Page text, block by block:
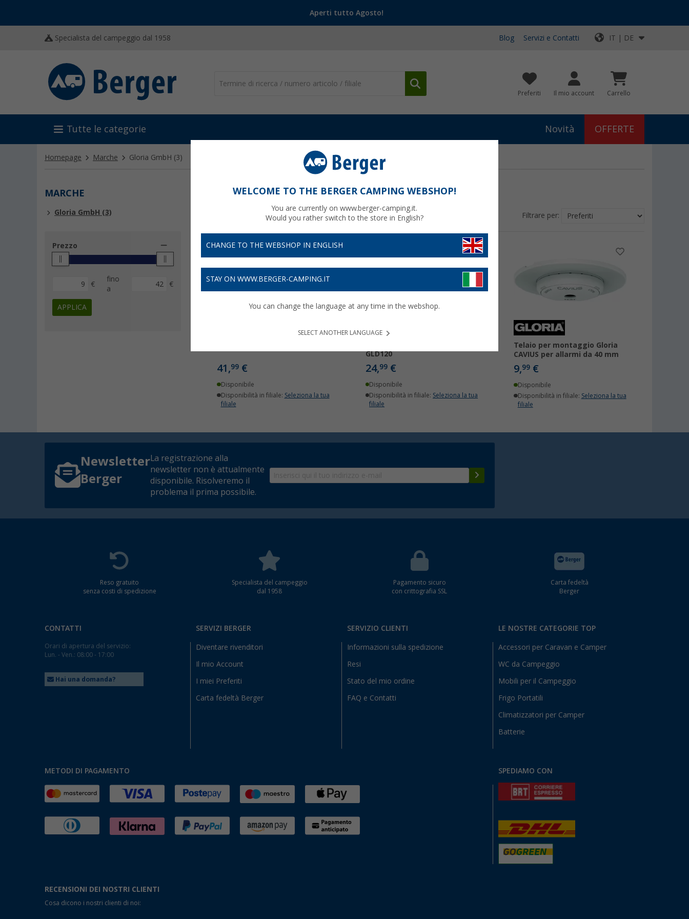
Aperti tutto Agosto!
Specialista del campeggio dal 1958 Blog Servizi e Contatti IT | DE
Preferiti Il mio account Carrello
Tutte le categorie Novità OFFERTE
Homepage Marche Gloria GmbH (3)
MARCHE
Gloria GmbH (3)
Prezzo
€
fino
a
€
APPLICA
GLORIA GMBH
Filtrare per:
41,99 €
Disponibile
Disponibilità in filiale: Seleziona la tua
filiale
GLD120
24,99€
Disponibile
Disponibilità in filiale: Seleziona la tua
filiale
Telaio per montaggio Gloria
CAVIUS per allarmi da 40 mm
9,99 €
Disponibile
Disponibilità in filiale: Seleziona la tua
filiale
Newsletter
Berger
La registrazione alla
newsletter non è attualmente
disponibile. Risolveremo il
problema il prima possibile.
Reso gratuito
senza costi di spedizione
Specialista del campeggio
dal 1958
Pagamento sicuro
con crittografia SSL
Carta fedeltà
Berger
CONTATTI
Orari di apertura del servizio:
Lun. - Ven.: 08:00 - 17:00
Hai una domanda?
SERVIZI BERGER
Diventare rivenditori
Il mio Account
I miei Preferiti
Carta fedeltà Berger
SERVIZIO CLIENTI
Informazioni sulla spedizione
Resi
Stato del mio ordine
FAQ e Contatti
LE NOSTRE CATEGORIE TOP
Accessori per Caravan e Camper
WC da Campeggio
Mobili per il Campeggio
Frigo Portatili
Climatizzatori per Camper
Batterie
METODI DI PAGAMENTO SPEDIAMO CON
RECENSIONI DEI NOSTRI CLIENTI
Cosa dicono i nostri clienti di noi:
WELCOME TO THE BERGER CAMPING WEBSHOP!
You are currently on www.berger-camping.it.
Would you rather switch to the store in English?
CHANGE TO THE WEBSHOP IN ENGLISH
STAY ON WWW.BERGER-CAMPING.IT
You can change the language at any time in the webshop.
SELECT ANOTHER LANGUAGE